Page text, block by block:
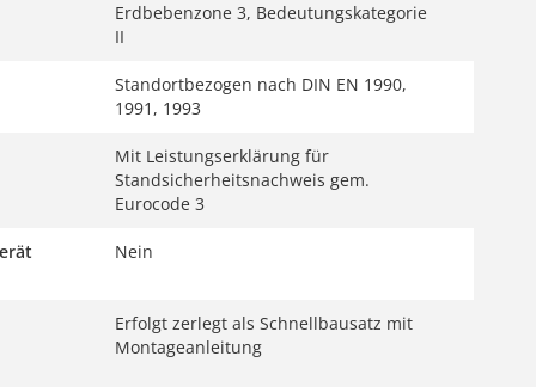
Erdbebenzone 3, Bedeutungskategorie
II
Standortbezogen nach DIN EN 1990,
1991, 1993
Mit Leistungserklärung für
Standsicherheitsnachweis gem.
Eurocode 3
Nein
Erfolgt zerlegt als Schnellbausatz mit
Montageanleitung